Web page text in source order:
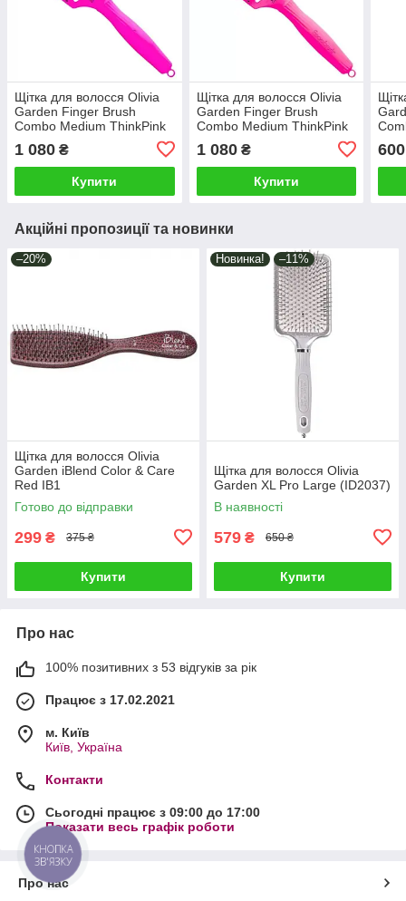
Щітка для волосся Olivia
Garden Finger Brush
Combo Medium ThinkPink
(ID1807)
1 080 ₴
Купити
Щітка для волосся Olivia
Garden Finger Brush
Combo Medium ThinkPink
(ID1806)
1 080₴
Купити
600
Акційні пропозиції та новинки
–20%
Щітка для волосся Olivia
Garden iBlend Color & Care
Red IB1
Готово до відправки
299 ₴ 375 ₴
Купити
Новинка! –11%
Щітка для волосся Olivia
Garden XL Pro Large (ID2037)
В наявності
579 ₴ 650 ₴
Купити
Про нас
100% позитивних з 53 відгуків за рік
Працює з 17.02.2021
м. Київ
Київ, Україна
Контакти
Сьогодні працює з 09:00 до 17:00
Показати весь графік роботи
Про нас
КНОПКА
ЗВ'ЯЗКУ